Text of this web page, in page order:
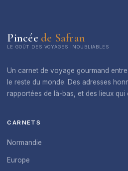
Pincée de Safran
LE GOÛT DES VOYAGES INOUBLIABLES
Un carnet de voyage gourmand
le reste du monde. Des adresses
rapportées de là-bas, et des lieux
CARNETS
Normandie
Europe